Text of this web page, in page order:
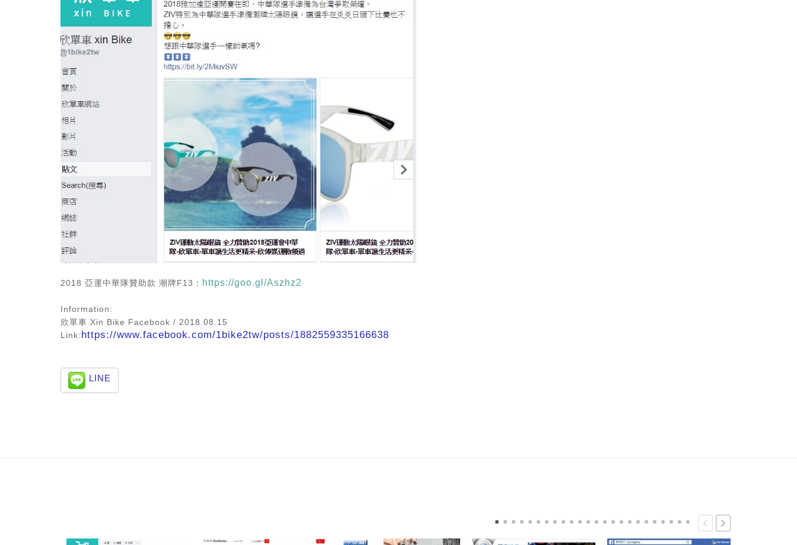
2018 亞運中華隊贊助款 潮牌F13： https://goo.gl/Aszhz2
Information:
欣單車 Xin Bike Facebook / 2018.08.15
Link:https://www.facebook.com/1bike2tw/posts/1882559335166638​
LINE